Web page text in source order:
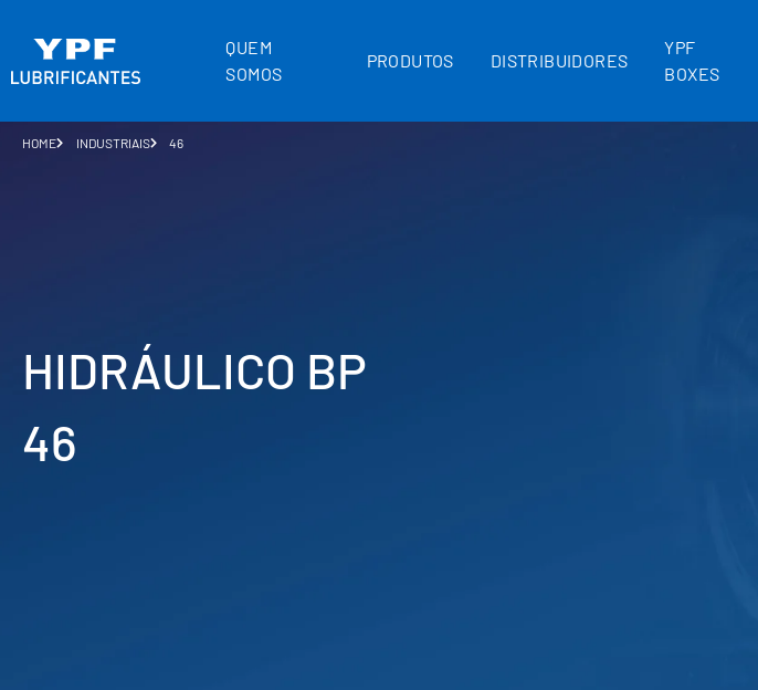
QUEM
SOMOS
PRODUTOS DISTRIBUIDORES
YPF
BOXES
HOME INDUSTRIAIS 46
HIDRÁULICO BP
46